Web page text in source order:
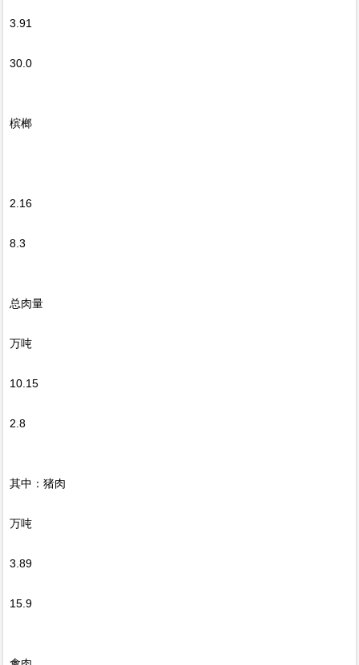
3.91
30.0
槟榔
2.16
8.3
总肉量
万吨
10.15
2.8
其中：猪肉
万吨
3.89
15.9